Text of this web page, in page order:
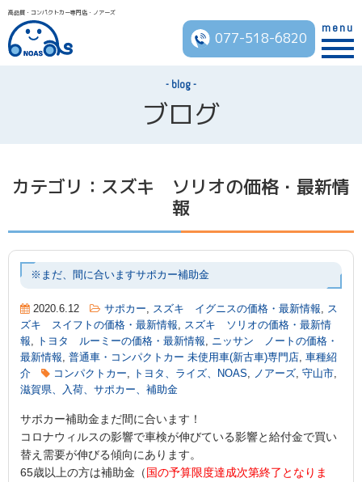
高品質・コンパクトカー専門店・ノアーズ
077-518-6820
menu
blog
ブログ
カテゴリ：スズキ ソリオの価格・最新情
報
※まだ、間に合いますサポカー補助金
2020.6.12 サポカー スズキ イグニスの価格・最新情報
ス
ズキ スイフトの価格・最新情報
スズキ ソリオの価格・最新情
報
トヨタ ルーミーの価格・最新情報
ニッサン ノートの価格・
最新情報
普通車・コンパクトカー 未使用車(新古車)専門店 車種紹
介
コンパクトカー トヨタ、ライズ、NOAS ノアーズ 守山市
滋賀県、入荷、サポカー、補助金
サポカー補助金まだ間に合います！
コロナウィルスの影響で車検が伸びている影響と給付金で買い
替え需要が伸びる傾向にあります。
65歳以上の方は補助金（国の予算限度達成次第終了となりま